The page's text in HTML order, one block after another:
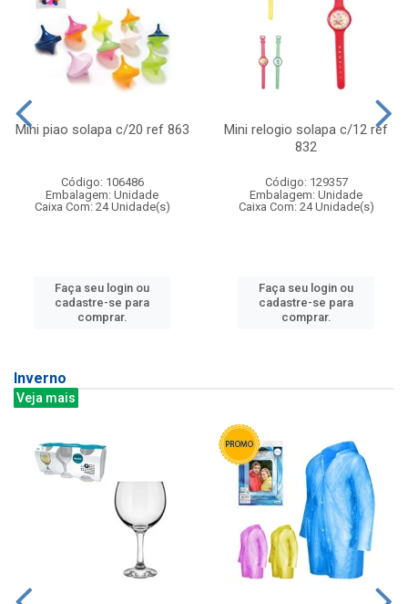
Mini piao solapa c/20 ref 863
Código: 106486
Embalagem: Unidade
Caixa Com: 24 Unidade(s)
Faça seu login ou
cadastre-se para
comprar.
Mini relogio solapa c/12 ref
832
Código: 129357
Embalagem: Unidade
Caixa Com: 24 Unidade(s)
Faça seu login ou
cadastre-se para
comprar.
Inverno
Veja mais